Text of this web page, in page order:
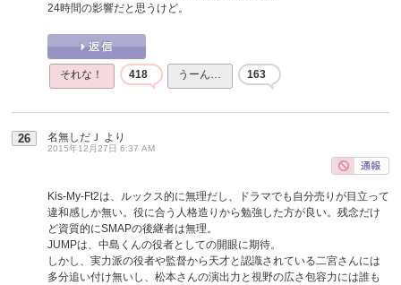
24時間の影響だと思うけど。
それな！ 418 うーん… 163
26 名無しだＪ より
2015年12月27日 6:37 AM
Kis-My-Ft2は、ルックス的に無理だし、ドラマでも自分売りが目立って
違和感しか無い。役に合う人格造りから勉強した方が良い。残念だけ
ど資質的にSMAPの後継者は無理。
JUMPは、中島くんの役者としての開眼に期待。
しかし、実力派の役者や監督から天才と認識されている二宮さんには
多分追い付け無いし、松本さんの演出力と視野の広さ包容力には誰も